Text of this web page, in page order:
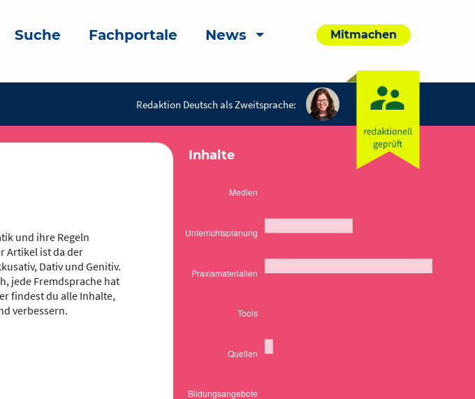
Suche Fachportale News Mitmachen
Redaktion Deutsch als Zweitsprache:
und ihre Regeln
Artikel ist da der
Dativ und Genitiv.
jede Fremdsprache hat
findest du alle Inhalte,
verbessern.
Inhalte